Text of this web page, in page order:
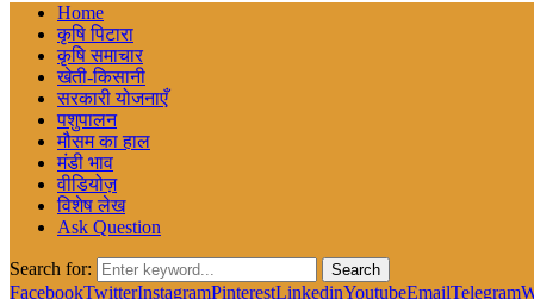
Home
कृषि पिटारा
कृषि समाचार
खेती-किसानी
सरकारी योजनाएँ
पशुपालन
मौसम का हाल
मंडी भाव
वीडियोज़
विशेष लेख
Ask Question
Search for: Search
FacebookTwitterInstagramPinterestLinkedinYoutubeEmailTelegram